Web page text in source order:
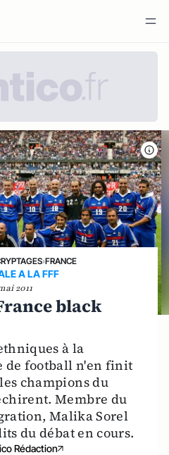
›FRANCE
A LA FFF
2011
black
à la
de football n'en finit
champions du
Membre du
Malika Sorel
du débat en cours.
Rédaction